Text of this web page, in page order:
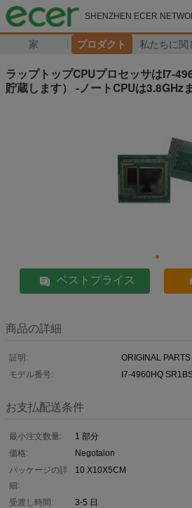
SHENZHEN ECER
家 プロダクト 私たちに関
ラップトップCPUプロセッサはI7-
貯蔵します） -ノートCPUは3.8GHz
ベストプライス
商品の詳細
証明:
ORIGINAL PARTS
モデル番号:
I7-4960HQ
お支払配送条件
最小注文数量:
1 部分
価格:
Negotaion
パッケージの詳
細:
10 X10X5CM
受渡し時間:
3-5 日